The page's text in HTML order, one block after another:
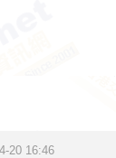
20 16:46